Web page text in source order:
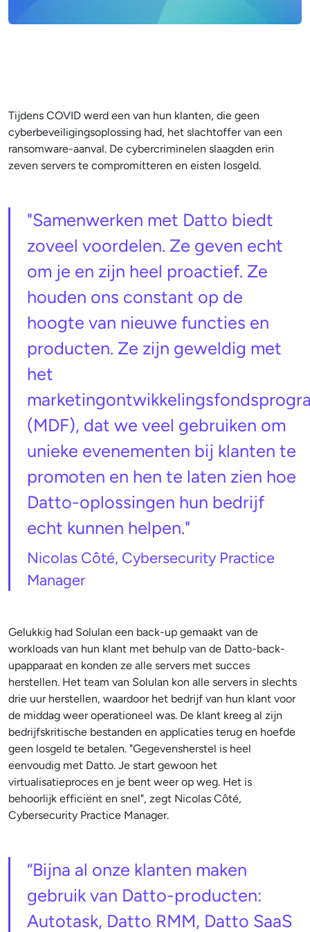
Tijdens COVID werd een van hun klanten, die geen
cyberbeveiligingsoplossing had, het slachtoffer van een
ransomware-aanval. De cybercriminelen slaagden erin
zeven servers te compromitteren en eisten losgeld.
"Samenwerken met Datto biedt
zoveel voordelen. Ze geven echt
om je en zijn heel proactief. Ze
houden ons constant op de
hoogte van nieuwe functies en
producten. Ze zijn geweldig met
het
(MDF), dat we veel gebruiken om
unieke evenementen bij klanten te
promoten en hen te laten zien hoe
Datto-oplossingen hun bedrijf
echt kunnen helpen."
Nicolas Côté, Cybersecurity Practice
Manager
Gelukkig had Solulan een back-up gemaakt van de
workloads van hun klant met behulp van de Datto-back-
upapparaat en konden ze alle servers met succes
herstellen. Het team van Solulan kon alle servers in slechts
drie uur herstellen, waardoor het bedrijf van hun klant voor
de middag weer operationeel was. De klant kreeg al zijn
bedrijfskritische bestanden en applicaties terug en hoefde
geen losgeld te betalen. "Gegevensherstel is heel
eenvoudig met Datto. Je start gewoon het
virtualisatieproces en je bent weer op weg. Het is
behoorlijk efficiënt en snel", zegt Nicolas Côté,
Cybersecurity Practice Manager.
“Bijna al onze klanten maken
gebruik van Datto-producten:
Autotask, Datto RMM, Datto SaaS